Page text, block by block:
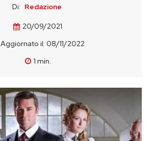
Di: Redazione
20/09/2021
Aggiornato il: 08/11/2022
1 min.